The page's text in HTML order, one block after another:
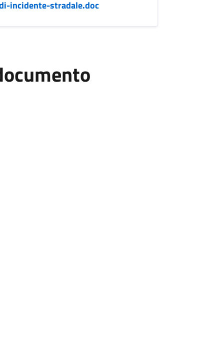
incidente-stradale.doc